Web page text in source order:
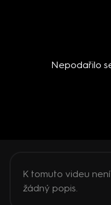
Nepodařilo
K tomuto videu
žádný popis.